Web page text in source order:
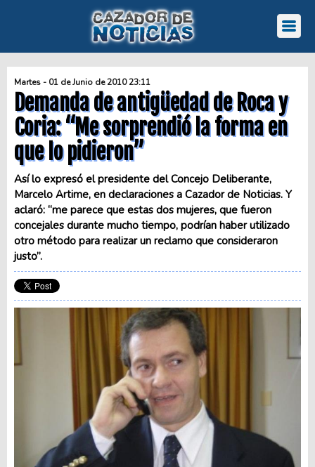
Martes - 01 de Junio de 2010 23:11
Demanda de antigüedad de Roca y
Coria: “Me sorprendió la forma en
que lo pidieron”
Así lo expresó el presidente del Concejo Deliberante,
Marcelo Artime, en declaraciones a Cazador de Noticias. Y
aclaró: “me parece que estas dos mujeres, que fueron
concejales durante mucho tiempo, podrían haber utilizado
otro método para realizar un reclamo que consideraron
justo”.